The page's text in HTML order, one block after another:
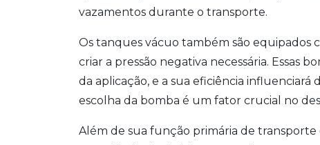
vazamentos durante o transporte.
Os tanques vácuo também são equipados
criar a pressão negativa necessária. Essas
da aplicação, e a sua eficiência
escolha da bomba é um fator crucial no
Além de sua função primária de